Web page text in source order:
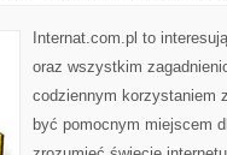
Internat.com.pl to
oraz wszystkim
codziennym korzystaniem
być pomocnym miejscem